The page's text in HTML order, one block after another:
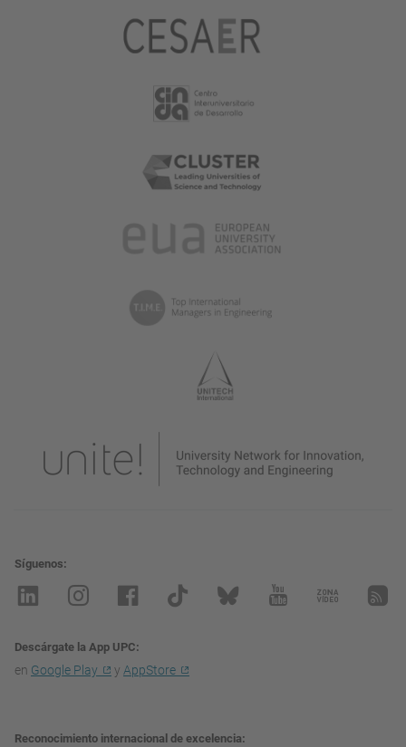
Síguenos
Descárgate la App UPC
en Google Play y AppStore
Reconocimiento internacional de excelencia